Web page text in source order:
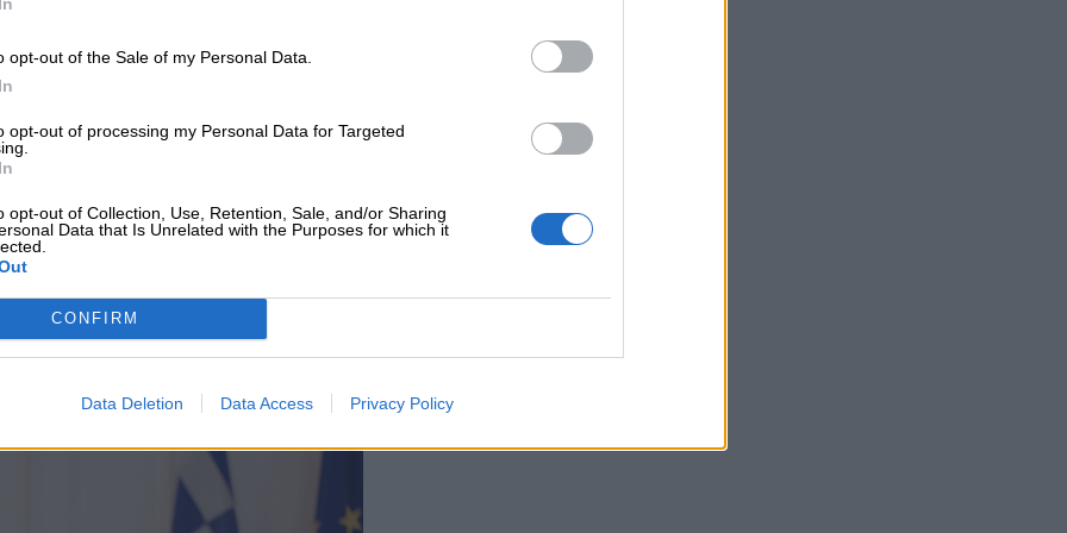
opt-out of the Sale of my Personal Data.
opt-out of processing my Personal Data for Targeted
opt-out of Collection, Use, Retention, Sale, and/or Sharing
Data that Is Unrelated with the Purposes for which it
CONFIRM
Data Deletion Data Access Privacy Policy
ανέφερε: «Ο ΣΕΤΕ εκπληρώνει στο
εταίρος, παραδίδοντας
χάρτη, για να βαδίσει ο τουρισμός στη
ανταποκρίνεται στις ανάγκες των
χαρακτηριστικά του τουριστικού
ανάλογα με τις εξελίξεις. Στόχος
αποτελέσει την αρχή μιας περιόδου
σε περιφερειακό επίπεδο, καθώς η
απαιτεί ουσιαστικούς
και συνδυαστικά με τους
οικονομίας».